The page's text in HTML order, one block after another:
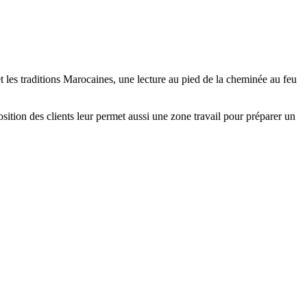
traditions Marocaines, une lecture au pied de la cheminée au feu
des clients leur permet aussi une zone travail pour préparer un